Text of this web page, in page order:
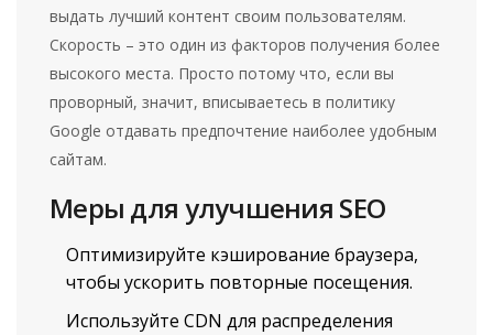
выдать лучший контент своим пользователям.
Скорость – это один из факторов получения более
высокого места. Просто потому что, если вы
проворный, значит, вписываетесь в политику
Google отдавать предпочтение наиболее удобным
сайтам.
Меры для улучшения SEO
Оптимизируйте кэширование браузера,
чтобы ускорить повторные посещения.
Используйте CDN для распределения